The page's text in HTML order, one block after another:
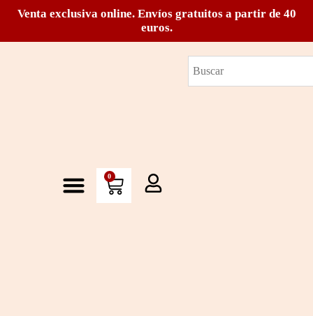
Venta exclusiva online. Envíos gratuitos a partir de 40
euros.
0